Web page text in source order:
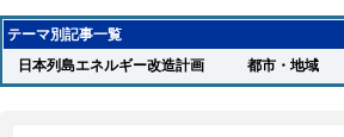
テーマ別記事一覧
日本列島エネルギー改造計画
都市・地域